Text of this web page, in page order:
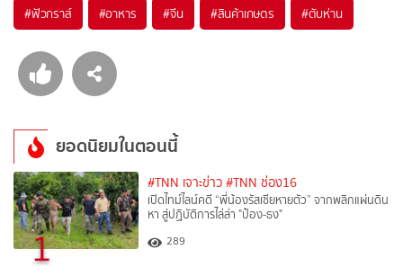
#ฟัวกราส์ #อาหาร #จีน #สินค้าเกษตร #ตับห่าน
ยอดนิยมในตอนนี้
1
#TNN เจาะข่าว #TNN ช่อง16
เปิดไทม์ไลน์คดี “พี่น้องรัสเซียหายตัว” จากพลิกแผ่นดิน
หา สู่ปฏิบัติการไล่ล่า "ป๋อง-ธง"
289